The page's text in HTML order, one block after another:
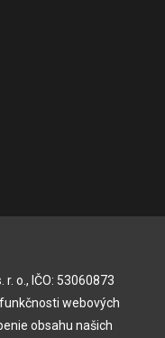
o., IČO: 53060873
webových
obsahu našich